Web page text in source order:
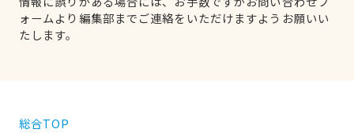
ォームより編集部までご連絡をいただけますようお願いい
たします。
総合TOP